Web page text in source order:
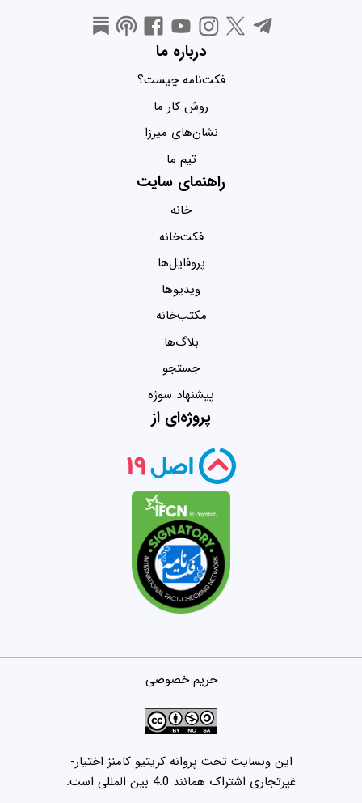
درباره ما
فکت‌نامه چیست؟
روش کار ما
نشان‌های میرزا
تیم ما
راهنمای سایت
خانه
فکت‌خانه
پروفایل‌ها
ویدیو‌ها
مکتب‌خانه
بلاگ‌ها
جستجو
پیشنهاد سوژه
پروژه‌ای از
حریم خصوصی
این وبسایت تحت پروانه کریتیو کامنز اختیار-
غیرتجاری اشتراک همانند 4.0 بین المللی است.